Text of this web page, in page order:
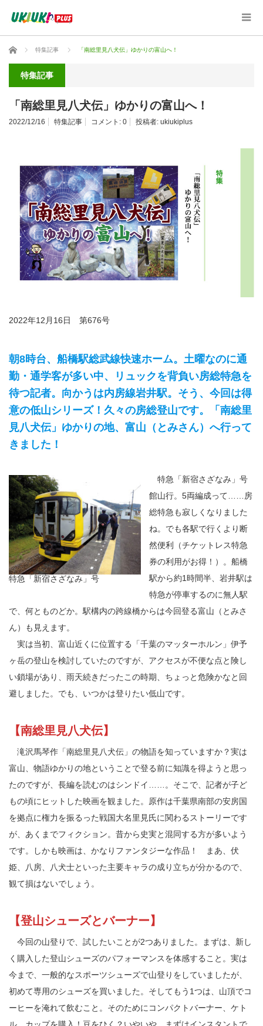
ホーム 特集記事 「南総里見八犬伝」ゆかりの富山へ！
特集記事
「南総里見八犬伝」ゆかりの富山へ！
2022/12/16 特集記事 コメント: 0 投稿者: ukiukiplus
2022年12月16日 第676号
朝8時台、船橋駅総武線快速ホーム。土曜なのに通
勤・通学客が多い中、リュックを背負い房総特急を
待つ記者。向かうは内房線岩井駅。そう、今回は得
意の低山シリーズ！久々の房総登山です。「南総里
見八犬伝」ゆかりの地、富山（とみさん）へ行って
きました！
特急「新宿さざなみ」号
特急「新宿さざなみ」号
館山行。5両編成って……房
総特急も寂しくなりました
ね。でも各駅で行くより断
然便利（チケットレス特急
券の利用がお得！）。船橋
駅から約1時間半、岩井駅は
特急が停車するのに無人駅
で、何とものどか。駅構内の跨線橋からは今回登る富山（とみさ
ん）も見えます。
実は当初、富山近くに位置する「千葉のマッターホルン」伊予
ヶ岳の登山を検討していたのですが、アクセスが不便な点と険し
い鎖場があり、雨天続きだったこの時期、ちょっと危険かなと回
避しました。でも、いつかは登りたい低山です。
【南総里見八犬伝】
滝沢馬琴作「南総里見八犬伝」の物語を知っていますか？実は
富山、物語ゆかりの地ということで登る前に知識を得ようと思っ
たのですが、長編を読むのはシンドイ……。そこで、記者が子ど
もの頃にヒットした映画を観ました。原作は千葉県南部の安房国
を拠点に権力を振るった戦国大名里見氏に関わるストーリーです
が、あくまでフィクション。昔から史実と混同する方が多いよう
です。しかも映画は、かなりファンタジーな作品！ まあ、伏
姫、八房、八犬士といった主要キャラの成り立ちが分かるので、
観て損はないでしょう。
【登山シューズとバーナー】
今回の山登りで、試したいことが2つありました。まずは、新し
く購入した登山シューズのパフォーマンスを体感すること。実は
今まで、一般的なスポーツシューズで山登りをしていましたが、
初めて専用のシューズを買いました。そしてもう1つは、山頂でコ
ーヒーを淹れて飲むこと。そのためにコンパクトバーナー、ケト